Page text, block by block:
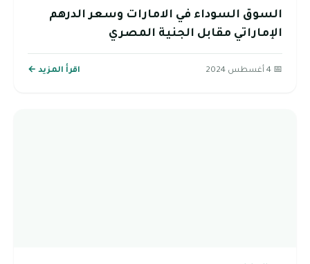
السوق السوداء في الامارات وسعر الدرهم
الإماراتي مقابل الجنية المصري
📅 4 أغسطس 2024 اقرأ المزيد ←